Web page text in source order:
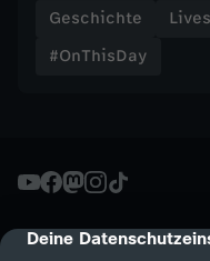
cmp-dialog-
Deine
1
1
9
Geschichte
#OnThisDay